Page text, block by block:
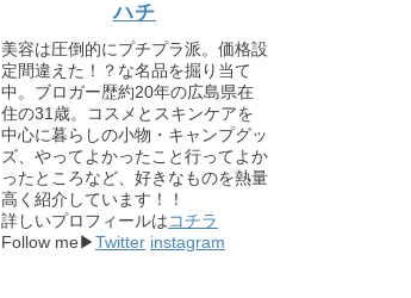
ハチ
美容は圧倒的にプチプラ派。価格設
定間違えた！？な名品を掘り当て
中。ブロガー歴約20年の広島県在
住の31歳。コスメとスキンケアを
中心に暮らしの小物・キャンプグッ
ズ、やってよかったこと行ってよか
ったところなど、好きなものを熱量
高く紹介しています！！
詳しいプロフィールはコチラ
Follow me▶Twitter instagram